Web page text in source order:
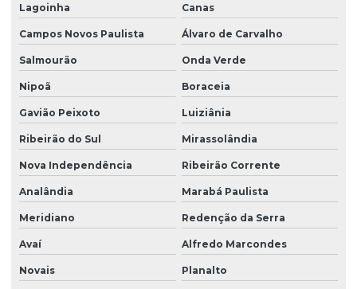
Lagoinha Canas
Campos Novos Paulista Álvaro de Carvalho
Salmourão Onda Verde
Nipoã Boraceia
Gavião Peixoto Luiziânia
Ribeirão do Sul Mirassolândia
Nova Independência Ribeirão Corrente
Analândia Marabá Paulista
Meridiano Redenção da Serra
Avaí Alfredo Marcondes
Novais Planalto